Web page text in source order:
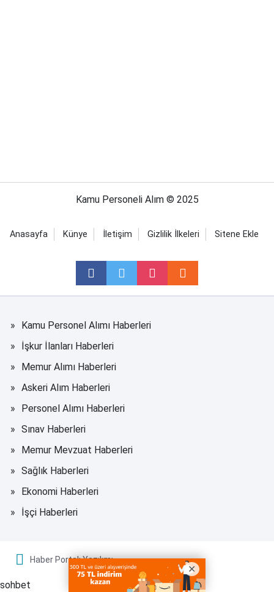
Kamu Personeli Alım © 2025
Anasayfa Künye İletişim Gizlilik İlkeleri Sitene Ekle
Kamu Personel Alımı Haberleri
İşkur İlanları Haberleri
Memur Alımı Haberleri
Askeri Alım Haberleri
Personel Alımı Haberleri
Sınav Haberleri
Memur Mevzuat Haberleri
Sağlık Haberleri
Ekonomi Haberleri
İşçi Haberleri
Haber Portalı Yazılımı
sohbet